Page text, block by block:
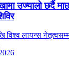
उज्यालो छर्दै